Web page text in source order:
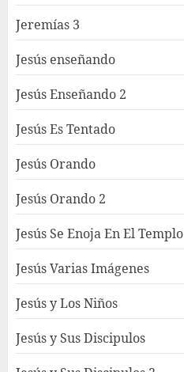
Jeremías 3
Jesús enseñando
Jesús Enseñando 2
Jesús Es Tentado
Jesús Orando
Jesús Orando 2
Jesús Se Enoja En El Templo
Jesús Varias Imágenes
Jesús y Los Niños
Jesús y Sus Discipulos